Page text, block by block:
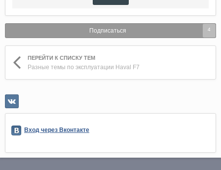
Подписаться 4
ПЕРЕЙТИ К СПИСКУ ТЕМ
Разные темы по эксплуатации Haval F7
Вход через Вконтакте